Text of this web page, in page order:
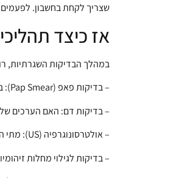
שצריך לקחת בחשבון. לפעמים
אז כיצד
במהלך הבדיקות השגרתיות,
– בדיקות פאפ (Pap Smear): בדיקה לגילוי סרטן צוואר הרחם. מומלץ לעבור את הבדיקה כל שלוש שנים.
– בדיקות דם: האם הערכים
– אולטרסונוגרפיה (US): מתי הייתם בבדיקת אולטרסונוגרפיה לאחרונה? מדובר בכלי חשוב למעקב אחרי מצב הרחם והשחלות.
– בדיקות לגילוי מחלות